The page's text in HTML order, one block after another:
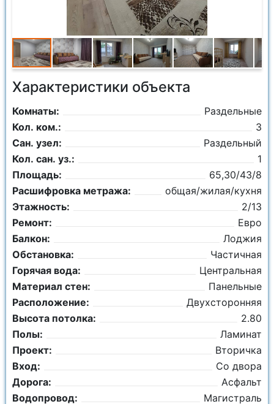
Характеристики объекта
Комнаты:
Раздельные
Кол. ком.:
3
Сан. узел:
Раздельный
Кол. сан. уз.:
1
Площадь:
65,30/43/8
Расшифровка метража:
общая/жилая/кухня
Этажность:
2/13
Ремонт:
Евро
Балкон:
Лоджия
Обстановка:
Частичная
Горячая вода:
Центральная
Материал стен:
Панельные
Расположение:
Двухсторонняя
Высота потолка:
2.80
Полы:
Ламинат
Проект:
Вторичка
Вход:
Со двора
Дорога:
Асфальт
Водопровод:
Магистраль